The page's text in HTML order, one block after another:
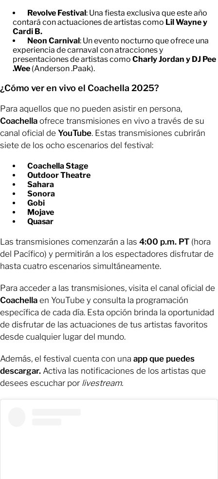
Revolve Festival: Una fiesta exclusiva que este año
contará con actuaciones de artistas como Lil Wayne y
Cardi B.
Neon Carnival: Un evento nocturno que ofrece una
experiencia de carnaval con atracciones y
presentaciones de artistas como Charly Jordan y DJ Pee
.Wee (Anderson .Paak).
¿Cómo ver en vivo el Coachella 2025?
Para aquellos que no pueden asistir en persona,
Coachella ofrece transmisiones en vivo a través de su
canal oficial de YouTube. Estas transmisiones cubrirán
siete de los ocho escenarios del festival:
Coachella Stage
Outdoor Theatre
Sahara
Sonora
Gobi
Mojave
Quasar
Las transmisiones comenzarán a las 4:00 p.m. PT (hora
del Pacífico) y permitirán a los espectadores disfrutar de
hasta cuatro escenarios simultáneamente.
Para acceder a las transmisiones, visita el canal oficial de
Coachella en YouTube y consulta la programación
específica de cada día. Esta opción brinda la oportunidad
de disfrutar de las actuaciones de tus artistas favoritos
desde cualquier lugar del mundo.
Además, el festival cuenta con una app que puedes
descargar. Activa las notificaciones de los artistas que
desees escuchar por livestream.